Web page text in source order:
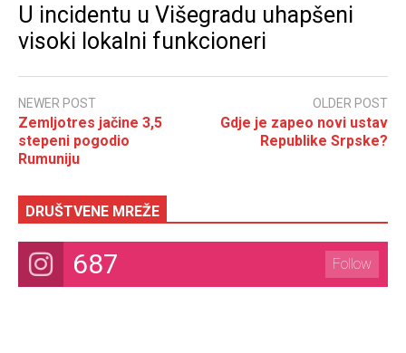
U incidentu u Višegradu uhapšeni
visoki lokalni funkcioneri
NEWER POST
Zemljotres jačine 3,5
stepeni pogodio
Rumuniju
OLDER POST
Gdje je zapeo novi ustav
Republike Srpske?
DRUŠTVENE MREŽE
687 Follow